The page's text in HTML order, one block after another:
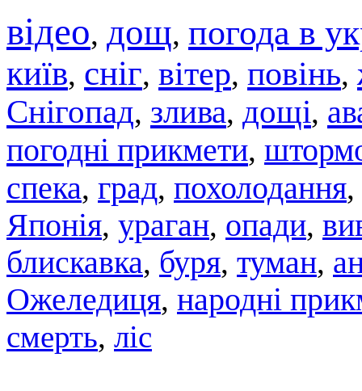
відео, дощ, погода в
київ, сніг, вітер, повінь,
Снігопад, злива, дощі,
погодні прикмети,
спека, град, похолодання,
Японія, ураган, опади,
блискавка, буря, туман,
Ожеледиця, народні
смерть, ліс